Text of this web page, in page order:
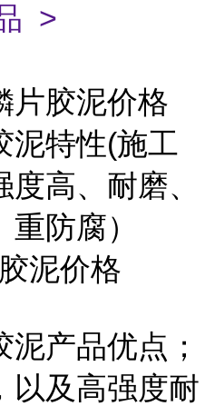
>
片胶泥价格
泥特性(施工
高、耐磨、
防腐）
产品优点；
以及高强度耐